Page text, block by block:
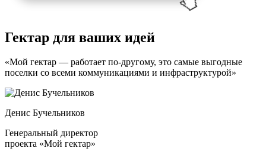
Гектар для ваших идей
«Мой гектар — работает по-другому, это самые выгодные
поселки со всеми коммуникациями и инфраструктурой»
Денис Бучельников
Генеральный директор
проекта «Мой гектар»